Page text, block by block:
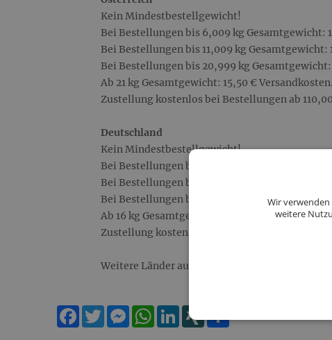
Kein Mindestbestellgewicht!
Bei Bestellungen bis 6,009 kg Gesamtgewicht:
Bei Bestellungen bis 11,009 kg Gesamtgewicht:
Bei Bestellungen bis 20,999 kg
Ab 21 kg Gesamtgewicht: 15,50 € Versandkosten.
Zustellung kostenlos bei Bestellungen ab
Deutschland
Kein Mindestbestellgewicht!
Bei Bestellungen bis 6,099 kg Gesamtgewicht:
Bei Bestellungen bis 11,099 kg Gesamtgewicht:
Bei Bestellungen bis 15,999 kg Gesamtgewicht:
Ab 16 kg Gesamtgewicht: 25,50 €
Zustellung kostenlos bei Bestellungen ab 120,00
Weitere Länder auf Anfrage!
Facebook
TwitterMessenger
WhatsAppLinkedIn
Wir
weitere